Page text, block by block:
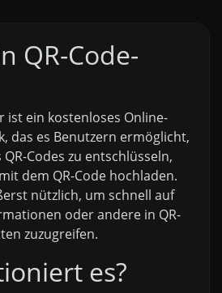
QR-Code-
ist ein kostenloses Online-
das es Benutzern ermöglicht,
Codes zu entschlüsseln,
dem QR-Code hochladen.
nützlich, um schnell auf
oder andere in QR-
zuzugreifen.
es?